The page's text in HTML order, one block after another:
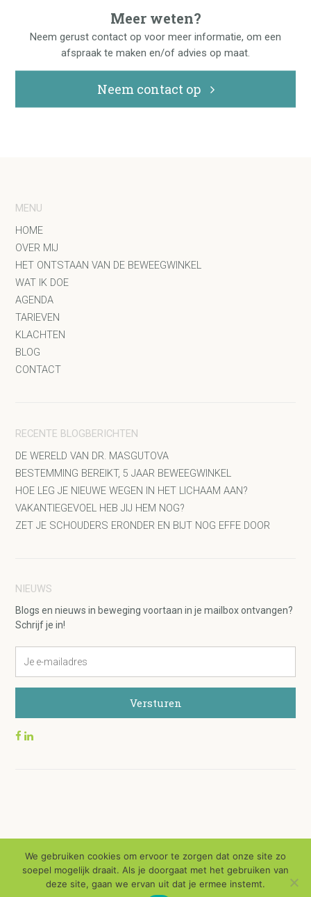
Meer weten?
Neem gerust contact op voor meer informatie, om een
afspraak te maken en/of advies op maat.
Neem contact op
MENU
HOME
OVER MIJ
HET ONTSTAAN VAN DE BEWEEGWINKEL
WAT IK DOE
AGENDA
TARIEVEN
KLACHTEN
BLOG
CONTACT
RECENTE BLOGBERICHTEN
DE WERELD VAN DR. MASGUTOVA
BESTEMMING BEREIKT, 5 JAAR BEWEEGWINKEL
HOE LEG JE NIEUWE WEGEN IN HET LICHAAM AAN?
VAKANTIEGEVOEL HEB JIJ HEM NOG?
ZET JE SCHOUDERS ERONDER EN BIJT NOG EFFE DOOR
NIEUWS
Blogs en nieuws in beweging voortaan in je mailbox ontvangen?
Schrijf je in!
© 2026 | DE BEWEEGWINKEL | KVK: 24453491 | BTW-ID: NL001395702B61
ALGEMENE
VOORWAARDEN |DISCLAIMER
We gebruiken cookies om ervoor te zorgen dat onze site zo
soepel mogelijk draait. Als je doorgaat met het gebruiken van
deze site, gaan we ervan uit dat je ermee instemt.